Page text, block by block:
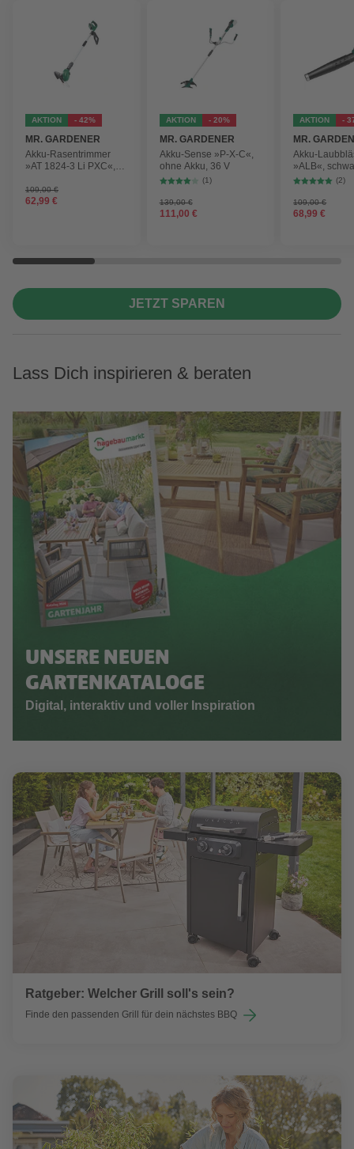
AKTION - 42%
MR. GARDENER
Akku-Rasentrimmer
»AT 1824-3 Li PXC«,
109,00 €
62,99 €
AKTION - 20%
MR. GARDENER
Akku-Sense »P-X-C«,
ohne Akku, 36 V
(1)
139,00 €
111,00 €
AKTION -
MR.
Akku-
»ALB«,
max.
210 km/h
(2)
109,00 €
68,99 €
JETZT SPAREN
Lass Dich inspirieren & beraten
UNSERE NEUEN
GARTENKATALOGE
Digital, interaktiv und voller Inspiration
Ratgeber: Welcher Grill soll's sein?
Finde den passenden Grill für dein nächstes BBQ